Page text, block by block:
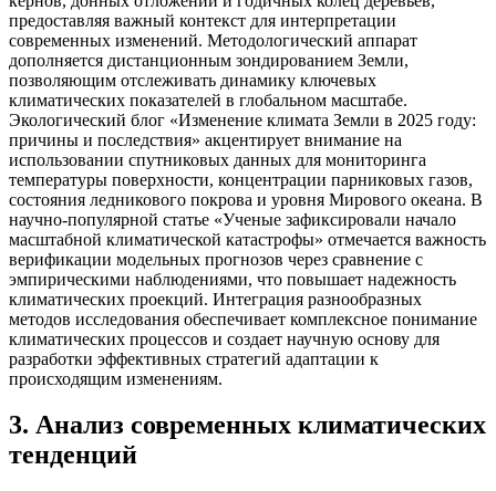
предоставляя важный контекст для интерпретации
современных изменений. Методологический аппарат
дополняется дистанционным зондированием Земли,
позволяющим отслеживать динамику ключевых
климатических показателей в глобальном масштабе.
Экологический блог «Изменение климата Земли в 2025 году:
причины и последствия» акцентирует внимание на
использовании спутниковых данных для мониторинга
температуры поверхности, концентрации парниковых газов,
состояния ледникового покрова и уровня Мирового океана. В
научно-популярной статье «Ученые зафиксировали начало
масштабной климатической катастрофы» отмечается важность
верификации модельных прогнозов через сравнение с
эмпирическими наблюдениями, что повышает надежность
климатических проекций. Интеграция разнообразных
методов исследования обеспечивает комплексное понимание
климатических процессов и создает научную основу для
разработки эффективных стратегий адаптации к
происходящим изменениям.
3. Анализ современных климатических
тенденций